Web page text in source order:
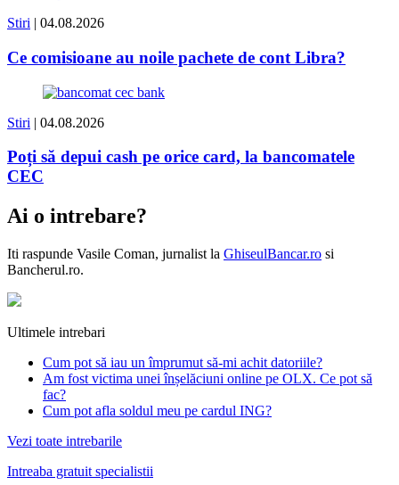
Stiri | 04.08.2026
Ce comisioane au noile pachete de cont Libra?
Stiri | 04.08.2026
Poți să depui cash pe orice card, la bancomatele
CEC
Ai o intrebare?
Iti raspunde Vasile Coman, jurnalist la GhiseulBancar.ro si
Bancherul.ro.
Ultimele intrebari
Cum pot să iau un împrumut să-mi achit datoriile?
Am fost victima unei înșelăciuni online pe OLX. Ce pot să
fac?
Cum pot afla soldul meu pe cardul ING?
Vezi toate intrebarile
Intreaba gratuit specialistii